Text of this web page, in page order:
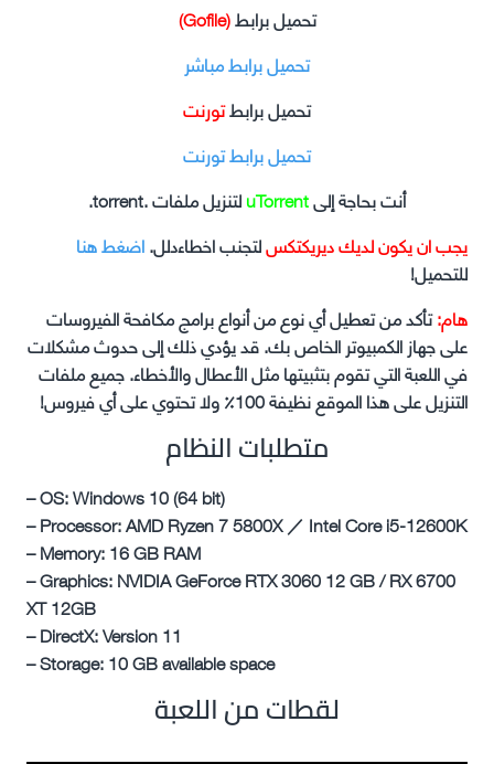
تحميل برابط(Gofile)
تحميل برابط مباشر
تحميل برابطتورنت
تحميل برابط تورنت
أنت بحاجة إلىuTorrentلتنزيل ملفات .torrent.
يجب ان يكون لديك ديريكتكسلتجنب اخطاءدلل.اضغط هنا
للتحميل!
هام:تأكد من تعطيل أي نوع من أنواع برامج مكافحة الفيروسات
على جهاز الكمبيوتر الخاص بك. قد يؤدي ذلك إلى حدوث مشكلات
في اللعبة التي تقوم بتثبيتها مثل الأعطال والأخطاء. جميع ملفات
التنزيل على هذا الموقع نظيفة 100٪ ولا تحتوي على أي فيروس!
متطلبات النظام
– OS: Windows 10 (64 bit)
– Processor: AMD Ryzen 7 5800X ／ Intel Core i5-12600K
– Memory: 16 GB RAM
– Graphics: NVIDIA GeForce RTX 3060 12 GB / RX 6700
XT 12GB
– DirectX: Version 11
– Storage: 10 GB available space
لقطات من اللعبة